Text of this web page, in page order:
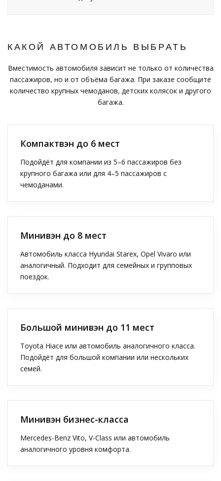
КАКОЙ АВТОМОБИЛЬ ВЫБРАТЬ
Вместимость автомобиля зависит не только от количества
пассажиров, но и от объёма багажа. При заказе сообщите
количество крупных чемоданов, детских колясок и другого
багажа.
Компактвэн до 6 мест
Подойдёт для компании из 5–6 пассажиров без
крупного багажа или для 4–5 пассажиров с
чемоданами.
Минивэн до 8 мест
Автомобиль класса Hyundai Starex, Opel Vivaro или
аналогичный. Подходит для семейных и групповых
поездок.
Большой минивэн до 11 мест
Toyota Hiace или автомобиль аналогичного класса.
Подойдёт для большой компании или нескольких
семей.
Минивэн бизнес-класса
Mercedes-Benz Vito, V-Class или автомобиль
аналогичного уровня комфорта.